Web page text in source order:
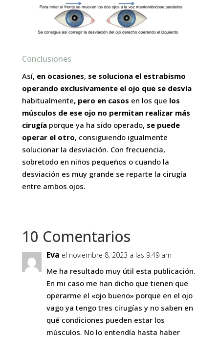
Conclusiones
Así, en ocasiones, se soluciona el estrabismo
operando exclusivamente el ojo que se desvía
habitualmente, pero en casos en los que los
músculos de ese ojo no permitan realizar más
cirugía porque ya ha sido operado, se puede
operar el otro, consiguiendo igualmente
solucionar la desviación. Con frecuencia,
sobretodo en niños pequeños o cuando la
desviación es muy grande se reparte la cirugía
entre ambos ojos.
10 Comentarios
Eva el noviembre 8, 2023 a las 9:49 am
Me ha resultado muy útil esta publicación.
En mi caso me han dicho que tienen que
operarme el «ojo bueno» porque en el ojo
vago ya tengo tres cirugías y no saben en
qué condiciones pueden estar los
músculos. No lo entendía hasta haber